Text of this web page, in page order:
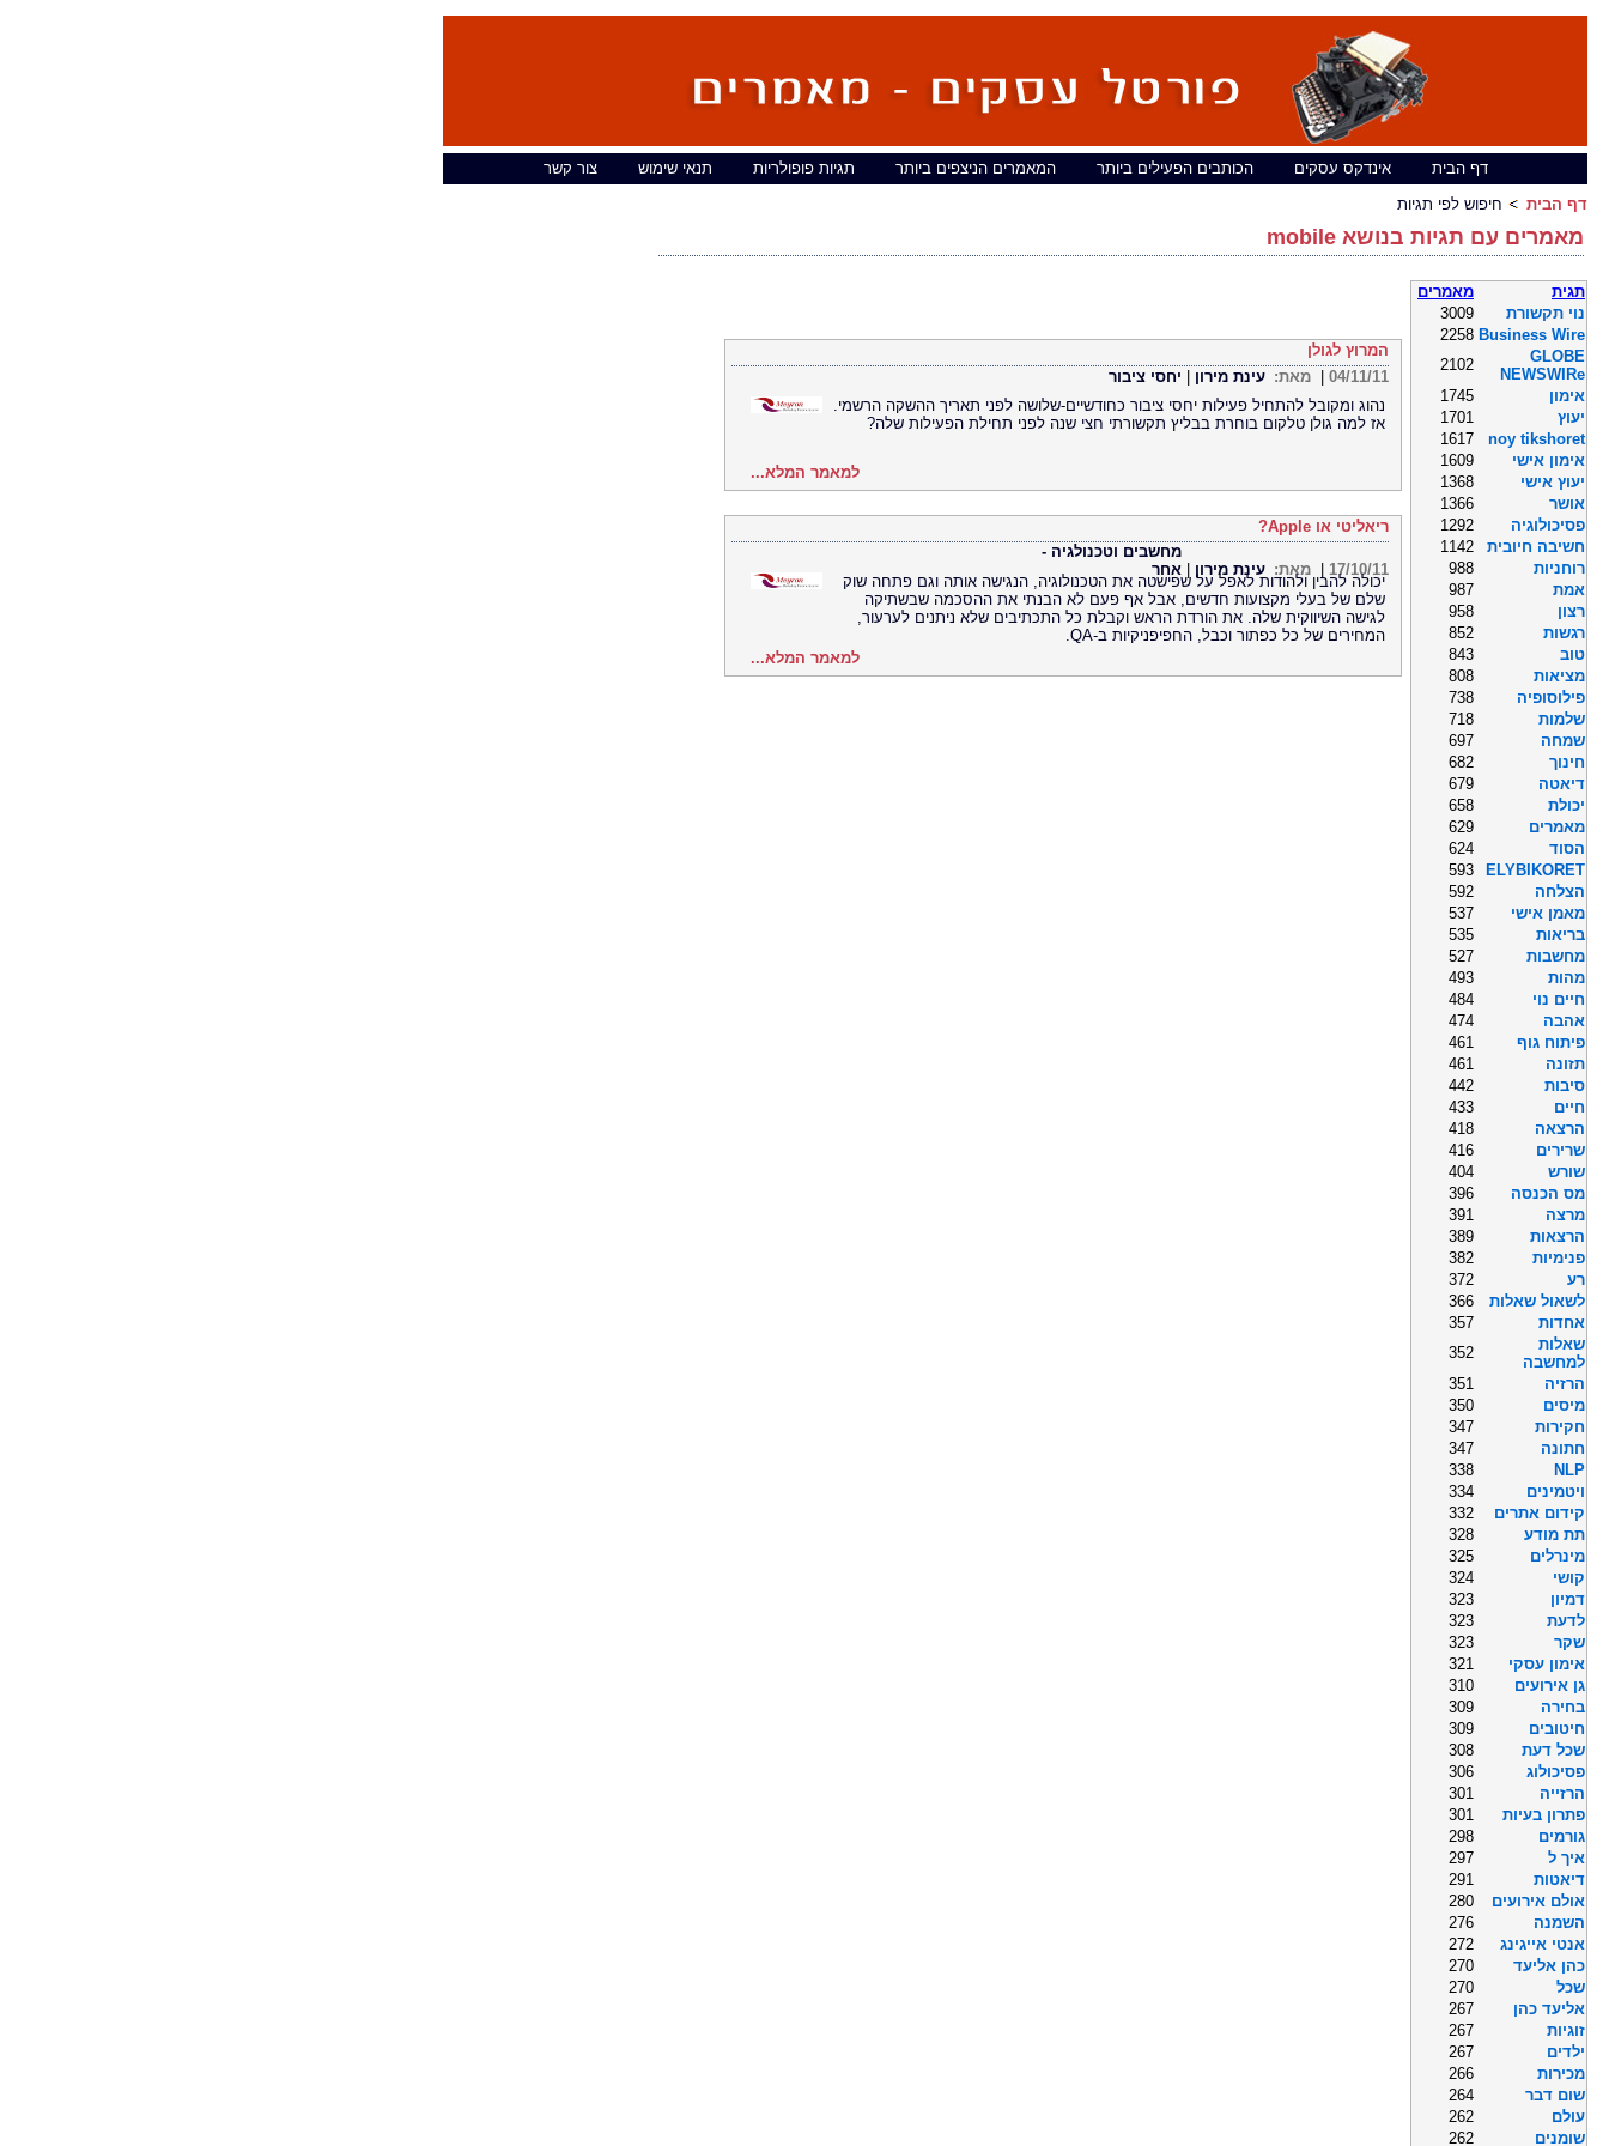
דף הבית אינדקס עסקים הכותבים הפעילים ביותר המאמרים הניצפים ביותר תגיות פופולריות תנאי שימוש
צור קשר
דף הבית
חיפוש לפי תגיות
מאמרים עם תגיות בנושא mobile
המרוץ לגולן
04/11/11
מאת: עינת מירון
יחסי ציבור
נהוג ומקובל להתחיל פעילות יחסי ציבור כחודשיים-שלושה לפני תאריך ההשקה הרשמי.
אז למה גולן טלקום בוחרת בבליץ תקשורתי חצי שנה לפני תחילת הפעילות שלה?
למאמר המלא...
ריאליטי או Apple?
17/10/11 מאת: עינת מירון
מחשבים וטכנולגיה -
אחר
יכולה להבין ולהודות לאפל על שפישטה את הטכנולוגיה, הנגישה אותה וגם פתחה שוק
שלם של בעלי מקצועות חדשים, אבל אף פעם לא הבנתי את ההסכמה שבשתיקה
לגישה השיווקית שלה. את הורדת הראש וקבלת כל התכתיבים שלא ניתנים לערעור,
המחירים של כל כפתור וכבל, החפיפניקיות ב-QA.
למאמר המלא...
תגית
מאמרים
נוי תקשורת
3009
Business Wire
2258
GLOBE
NEWSWIRe
2102
אימון
1745
יעוץ
1701
noy tikshoret
1617
אימון אישי
1609
יעוץ אישי
1368
אושר
1366
פסיכולוגיה
1292
חשיבה חיובית
1142
רוחניות
988
אמת
987
רצון
958
רגשות
852
טוב
843
מציאות
808
פילוסופיה
738
שלמות
718
שמחה
697
חינוך
682
דיאטה
679
יכולת
658
מאמרים
629
הסוד
624
ELYBIKORET
593
הצלחה
592
מאמן אישי
537
בריאות
535
מחשבות
527
מהות
493
חיים נוי
484
אהבה
474
פיתוח גוף
461
תזונה
461
סיבות
442
חיים
433
הרצאה
418
שרירים
416
שורש
404
מס הכנסה
396
מרצה
391
הרצאות
389
פנימיות
382
רע
372
לשאול שאלות
366
אחדות
357
שאלות
למחשבה
352
הרזיה
351
מיסים
350
חקירות
347
חתונה
347
NLP
338
ויטמינים
334
קידום אתרים
332
תת מודע
328
מינרלים
325
קושי
324
דמיון
323
לדעת
323
שקר
323
אימון עסקי
321
גן אירועים
310
בחירה
309
חיטובים
309
שכל דעת
308
פסיכולוג
306
הרזייה
301
פתרון בעיות
301
גורמים
298
איך ל
297
דיאטות
291
אולם אירועים
280
השמנה
276
אנטי אייגינג
272
כהן אליעד
270
שכל
270
אליעד כהן
267
זוגיות
267
ילדים
267
מכירות
266
שום דבר
264
עולם
262
שומנים
262